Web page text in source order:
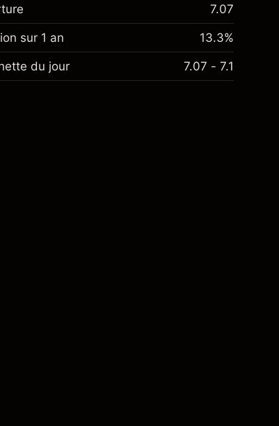
7.07
sur 1 an 13.3%
du jour 7.07 - 7.1